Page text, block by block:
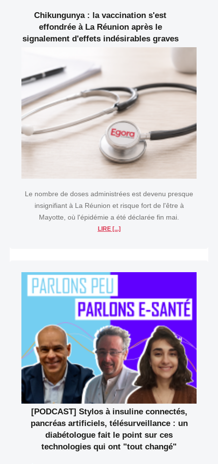
Chikungunya : la vaccination s'est
effondrée à La Réunion après le
signalement d'effets indésirables graves
Le nombre de doses administrées est devenu presque
insignifiant à La Réunion et risque fort de l'être à
Mayotte, où l'épidémie a été déclarée fin mai.
LIRE [...]
[PODCAST] Stylos à insuline connectés,
pancréas artificiels, télésurveillance : un
diabétologue fait le point sur ces
technologies qui ont "tout changé"